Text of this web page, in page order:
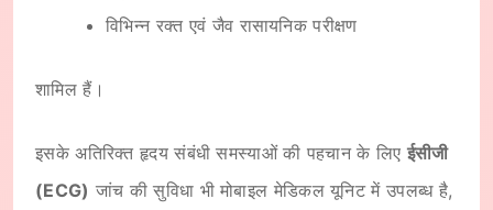
विभिन्न रक्त एवं जैव रासायनिक परीक्षण
शामिल हैं।
इसके अतिरिक्त हृदय संबंधी समस्याओं की पहचान के लिएईसीजी
(ECG) जांच की सुविधा भी मोबाइल मेडिकल यूनिट में उपलब्ध है,